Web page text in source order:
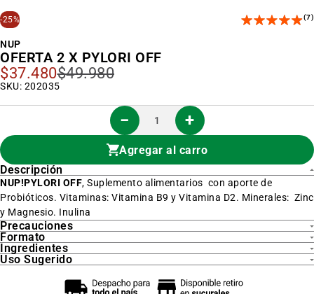
NUP
(7)
Precio
Especial
$37.480$49.980
SKU: 202035
OFERTA 2 X PYLORI OFF
-25%
Agregar al carro
Descripción
NUP!PYLORI OFF, Suplemento alimentarios con aporte de
Probióticos. Vitaminas: Vitamina B9 y Vitamina D2. Minerales: Zinc
y Magnesio. Inulina
Precauciones
Formato
Ingredientes
Uso Sugerido
al
inicio
de
la
galería
de
imágenes